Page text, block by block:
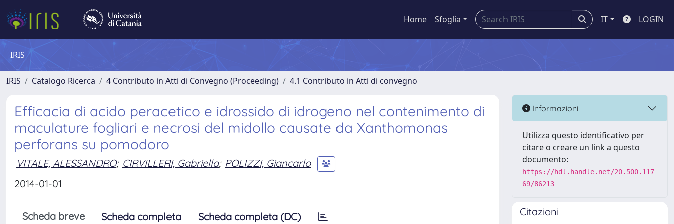
Home Sfoglia IT LOGIN
IRIS
IRIS Catalogo Ricerca 4 Contributo in Atti di Convegno (Proceeding) 4.1 Contributo in Atti di convegno
Efficacia di acido peracetico e idrossido di idrogeno nel contenimento di
maculature fogliari e necrosi del midollo causate da Xanthomonas
perforans su pomodoro
VITALE, ALESSANDRO; CIRVILLERI, Gabriella; POLIZZI, Giancarlo
2014-01-01
Scheda breve Scheda completa Scheda completa (DC)
Informazioni
Utilizza questo identificativo per
citare o creare un link a questo
documento:
https://hdl.handle.net/20.500.117
69/86213
Citazioni